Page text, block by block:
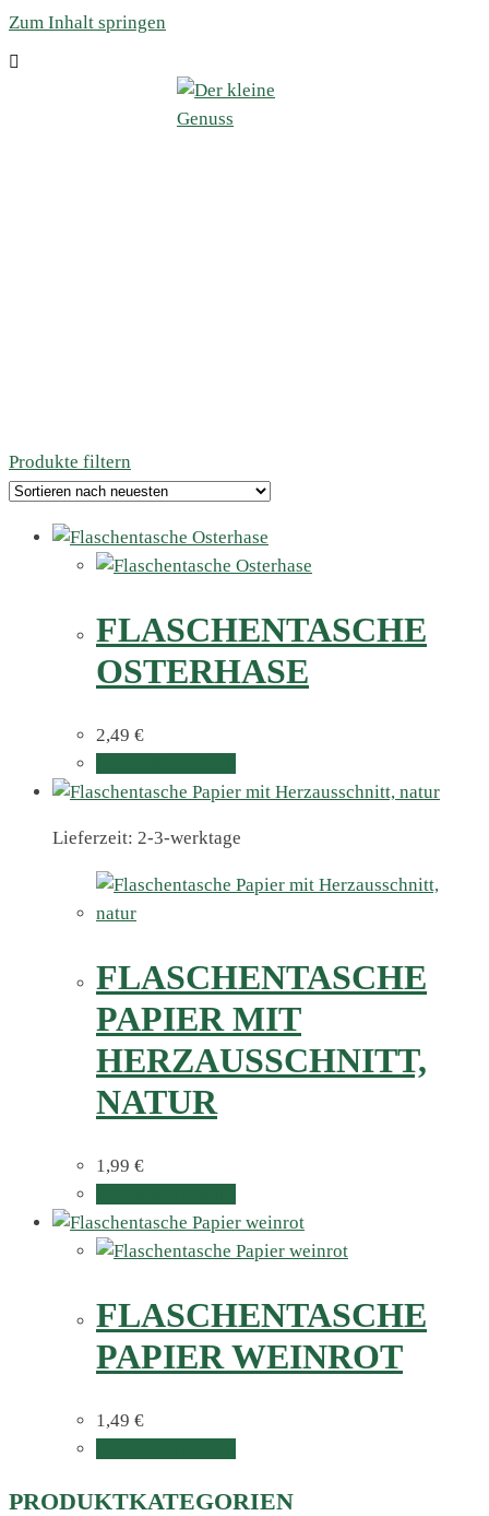
Zum Inhalt springen
Produkte filtern
FLASCHENTASCHE
OSTERHASE
2,49 €
Lieferzeit: 2-3-werktage
FLASCHENTASCHE
PAPIER MIT
HERZAUSSCHNITT,
NATUR
1,99 €
FLASCHENTASCHE
PAPIER WEINROT
1,49 €
PRODUKTKATEGORIEN